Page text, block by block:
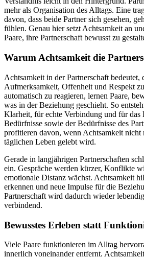
mehr als Organisation des Alltags. Eine
davon, dass beide Partner sich gesehen,
fühlen. Genau hier setzt Achtsamkeit an
Paare, ihre Partnerschaft bewusst zu
Warum Achtsamkeit die
Achtsamkeit in der Partnerschaft bedeutet,
Aufmerksamkeit, Offenheit und Respekt
automatisch zu reagieren, lernen Paare,
was in der Beziehung geschieht. So
Klarheit, für echte Verbindung und für das
Bedürfnisse sowie der Bedürfnisse des
profitieren davon, wenn Achtsamkeit nicht
täglichen Leben gelebt wird.
Gerade in langjährigen Partnerschaften
ein. Gespräche werden kürzer, Konflikte
emotionale Distanz wächst. Achtsamkeit
erkennen und neue Impulse für die
Partnerschaft wird dadurch wieder
verbindend.
Bewusstes Erleben statt
Viele Paare funktionieren im Alltag
innerlich voneinander entfernt.